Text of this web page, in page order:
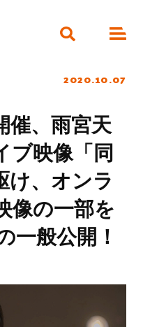
2020.10.07
催、雨宮天
ブ映像「同
け、オンラ
像の一部を
一般公開！